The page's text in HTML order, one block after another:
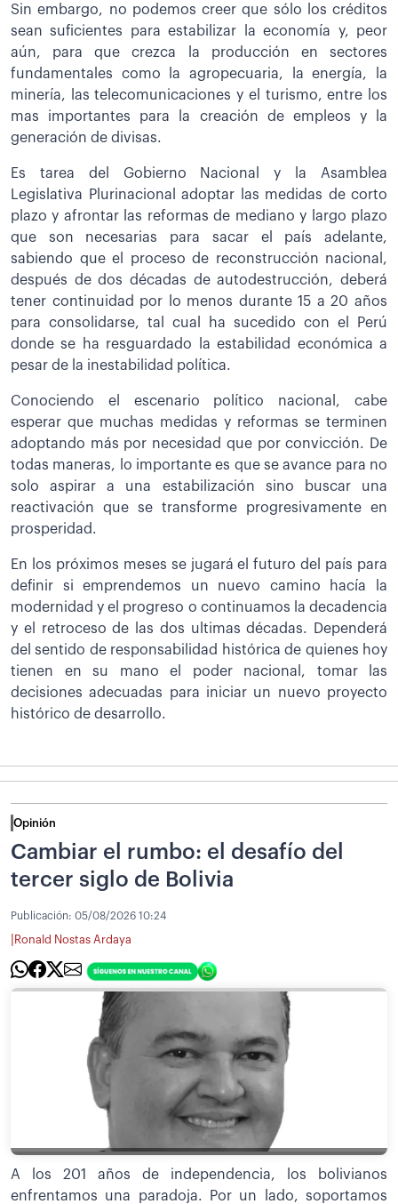
Sin embargo, no podemos creer que sólo los créditos
sean suficientes para estabilizar la economía y, peor
aún, para que crezca la producción en sectores
fundamentales como la agropecuaria, la energía, la
minería, las telecomunicaciones y el turismo, entre los
mas importantes para la creación de empleos y la
generación de divisas.
Es tarea del Gobierno Nacional y la Asamblea
Legislativa Plurinacional adoptar las medidas de corto
plazo y afrontar las reformas de mediano y largo plazo
que son necesarias para sacar el país adelante,
sabiendo que el proceso de reconstrucción nacional,
después de dos décadas de autodestrucción, deberá
tener continuidad por lo menos durante 15 a 20 años
para consolidarse, tal cual ha sucedido con el Perú
donde se ha resguardado la estabilidad económica a
pesar de la inestabilidad política.
Conociendo el escenario político nacional, cabe
esperar que muchas medidas y reformas se terminen
adoptando más por necesidad que por convicción. De
todas maneras, lo importante es que se avance para no
solo aspirar a una estabilización sino buscar una
reactivación que se transforme progresivamente en
prosperidad.
En los próximos meses se jugará el futuro del país para
definir si emprendemos un nuevo camino hacía la
modernidad y el progreso o continuamos la decadencia
y el retroceso de las dos ultimas décadas. Dependerá
del sentido de responsabilidad histórica de quienes hoy
tienen en su mano el poder nacional, tomar las
decisiones adecuadas para iniciar un nuevo proyecto
histórico de desarrollo.
Opinión
Cambiar el rumbo: el desafío del
tercer siglo de Bolivia
Publicación: 05/08/2026 10:24
Ronald Nostas Ardaya
A los 201 años de independencia, los bolivianos
enfrentamos una paradoja. Por un lado, soportamos